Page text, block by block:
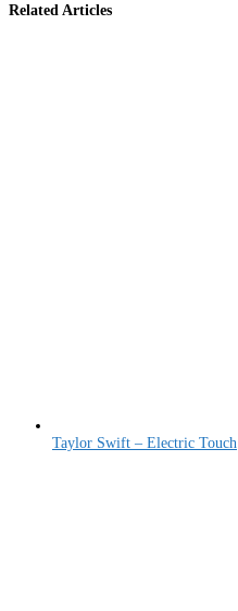
Related Articles
Taylor Swift – Electric Touch